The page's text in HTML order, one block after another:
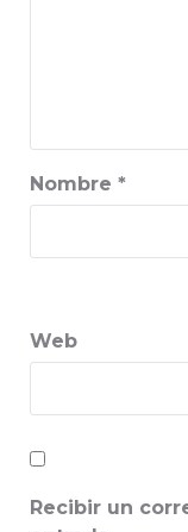
Nombre *
Web
Recibir un